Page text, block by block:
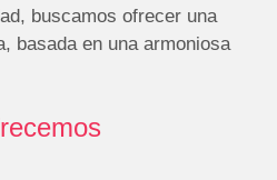
buscamos ofrecer una
basada en una armoniosa